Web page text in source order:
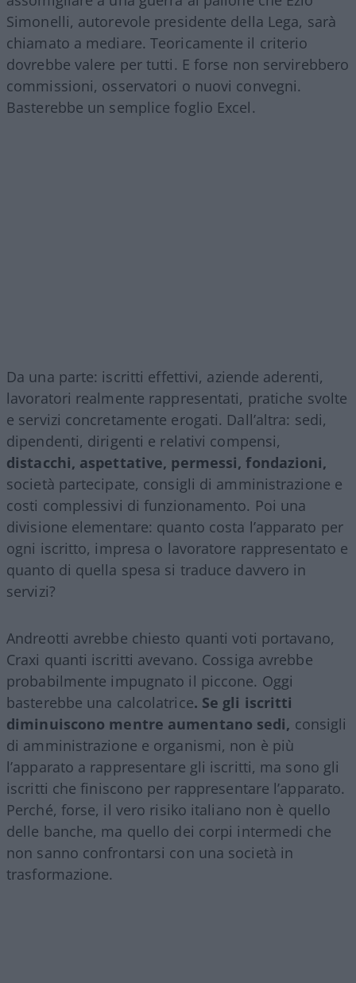
Simonelli, autorevole presidente della Lega, sarà
chiamato a mediare. Teoricamente il criterio
dovrebbe valere per tutti. E forse non servirebbero
commissioni, osservatori o nuovi convegni.
Basterebbe un semplice foglio Excel.
Da una parte: iscritti effettivi, aziende aderenti,
lavoratori realmente rappresentati, pratiche svolte
e servizi concretamente erogati. Dall’altra: sedi,
dipendenti, dirigenti e relativi compensi,
distacchi, aspettative, permessi, fondazioni,
società partecipate, consigli di amministrazione e
costi complessivi di funzionamento. Poi una
divisione elementare: quanto costa l’apparato per
ogni iscritto, impresa o lavoratore rappresentato e
quanto di quella spesa si traduce davvero in
servizi?
Andreotti avrebbe chiesto quanti voti portavano,
Craxi quanti iscritti avevano. Cossiga avrebbe
probabilmente impugnato il piccone. Oggi
basterebbe una calcolatrice. Se gli iscritti
diminuiscono mentre aumentano sedi, consigli
di amministrazione e organismi, non è più
l’apparato a rappresentare gli iscritti, ma sono gli
iscritti che finiscono per rappresentare l’apparato.
Perché, forse, il vero risiko italiano non è quello
delle banche, ma quello dei corpi intermedi che
non sanno confrontarsi con una società in
trasformazione.